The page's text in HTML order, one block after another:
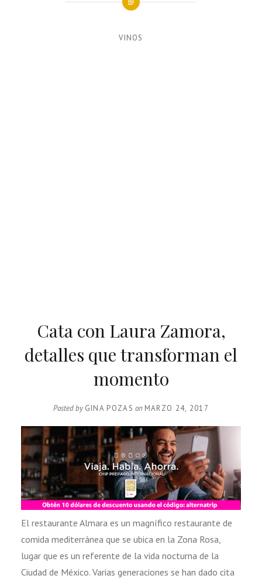
VINOS
Cata con Laura Zamora,
detalles que transforman el
momento
Posted by GINA POZAS on MARZO 24, 2017
El restaurante Almara es un magnífico restaurante de
comida mediterránea que se ubica en la Zona Rosa,
lugar que es un referente de la vida nocturna de la
Ciudad de México. Varias generaciones se han dado cita